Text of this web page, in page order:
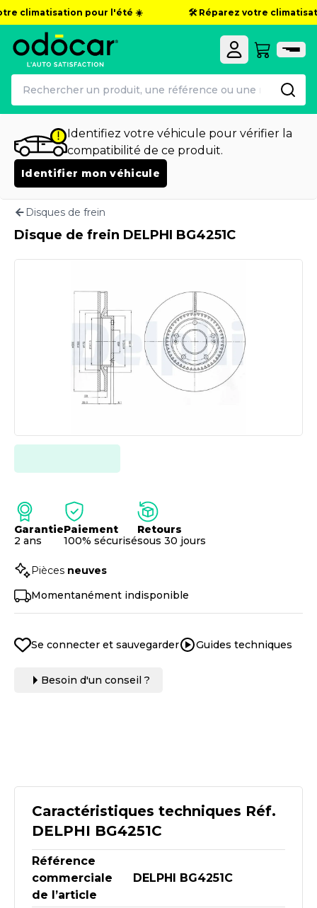
climatisation pour l'été ☀️ 🛠️ Réparez votre
Identifiez votre véhicule pour vérifier la
compatibilité de ce produit.
Identifier mon véhicule
Disques de frein
Caractéristiques techniques Réf.
DELPHI BG4251C
Référence
commerciale
de l’article
DELPHI BG4251C
Disque de frein DELPHI BG4251C
Garantie
2 ans
Paiement
100% sécurisé
Retours
sous 30 jours
Pièces neuves
Momentanément indisponible
Se connecter et sauvegarder Guides techniques
Besoin d'un conseil ?